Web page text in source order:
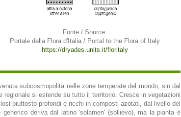
Fonte / Source:
Portale della Flora d'Italia / Portal to the Flora of Italy
https://dryades.units.it/floritaly
subcosmopolita nelle zone temperate del mondo, sin dal
si estende su tutto il territorio. Cresce in vegetazioni
piuttosto profondi e ricchi in composti azotati, dal livello del
deriva dal latino 'solamen' (sollievo), ma la pianta è